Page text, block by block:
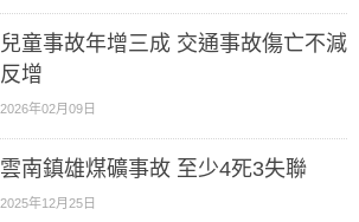
兒童事故年增三成 交通事故傷亡不減
反增
2026年02月09日
雲南鎮雄煤礦事故 至少4死3失聯
2025年12月25日